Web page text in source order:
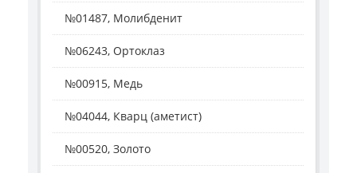
№01487, Молибденит
№06243, Ортоклаз
№00915, Медь
№04044, Кварц (аметист)
№00520, Золото